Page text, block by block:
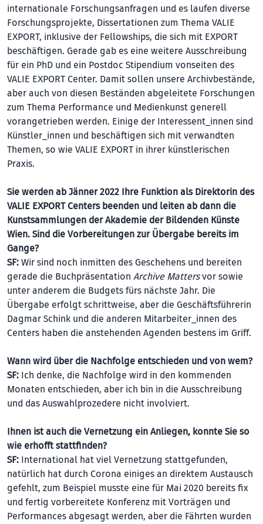
internationale Forschungsanfragen und es laufen diverse
Forschungsprojekte, Dissertationen zum Thema VALIE
EXPORT, inklusive der Fellowships, die sich mit EXPORT
beschäftigen. Gerade gab es eine weitere Aus­schreibung
für ein PhD und ein Postdoc Stipendium vonseiten des
VALIE EXPORT Center. Damit sollen unsere Archivbestände,
aber auch von diesen Beständen abgeleitete Forschungen
zum Thema Performance und Medienkunst generell
vorangetrieben werden. Einige der Interessent_innen sind
Künstler_innen und beschäftigen sich mit verwandten
Themen, so wie VALIE EXPORT in ihrer künstlerischen
Praxis.
Sie werden ab Jänner 2022 Ihre Funktion als Direktorin des
VALIE EXPORT Centers beenden und leiten ab dann die
Kunstsammlungen der Akademie der Bildenden Künste
Wien. Sind die Vorbereitungen zur Übergabe bereits im
Gange?
SF: Wir sind noch inmitten des Geschehens und bereiten
gerade die Buchpräsentation Archive Mattersvor sowie
unter anderem die Budgets fürs nächste Jahr. Die
Übergabe erfolgt schrittweise, aber die Geschäftsführerin
Dagmar Schink und die anderen Mitarbeiter_innen des
Centers haben die anstehenden Agenden bestens im Griff.
Wann wird über die Nachfolge entschieden und von wem?
SF: Ich denke, die Nachfolge wird in den kommenden
Monaten entschieden, aber ich bin in die Ausschreibung
und das Auswahlprozedere nicht involviert.
Ihnen ist auch die Vernetzung ein Anliegen, konnte Sie so
wie erhofft stattfinden?
SF: International hat viel Vernetzung stattgefunden,
natürlich hat durch Corona einiges an direktem Austausch
gefehlt, zum Beispiel musste eine für Mai 2020 bereits fix
und fertig vorbereitete Konferenz mit Vorträgen und
Performances abgesagt werden, aber die Fährten wurden